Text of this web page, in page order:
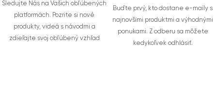
Sledujte Nás na Vašich obľúbených
platformách. Pozrite si nové
produkty, videá s návodmi a
zdieľajte svoj obľúbený vzhľad
Buďte prvý, kto dostane e-maily s
najnovšími produktmi a výhodnými
ponukami. Z odberu sa môžete
kedykoľvek odhlásiť.